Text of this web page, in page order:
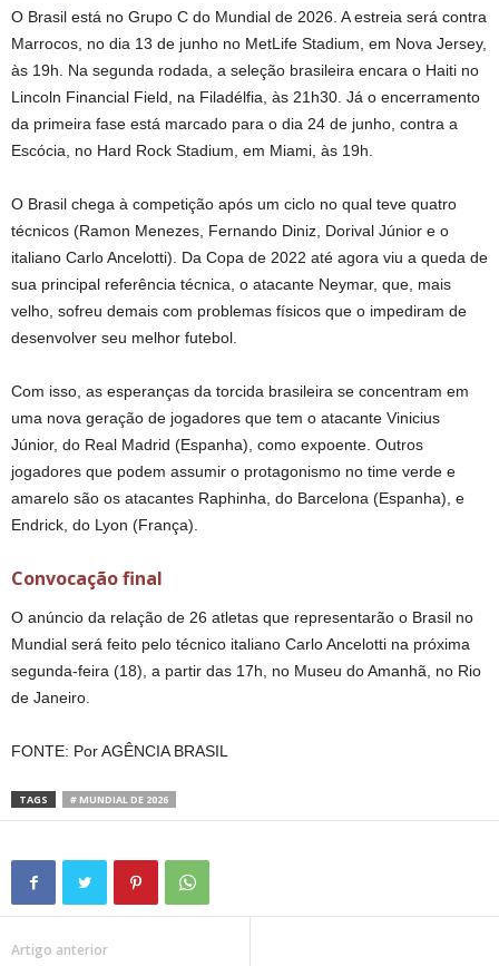
O Brasil está no Grupo C do Mundial de 2026. A estreia será contra
Marrocos, no dia 13 de junho no MetLife Stadium, em Nova Jersey,
às 19h. Na segunda rodada, a seleção brasileira encara o Haiti no
Lincoln Financial Field, na Filadélfia, às 21h30. Já o encerramento
da primeira fase está marcado para o dia 24 de junho, contra a
Escócia, no Hard Rock Stadium, em Miami, às 19h.
O Brasil chega à competição após um ciclo no qual teve quatro
técnicos (Ramon Menezes, Fernando Diniz, Dorival Júnior e o
italiano Carlo Ancelotti). Da Copa de 2022 até agora viu a queda de
sua principal referência técnica, o atacante Neymar, que, mais
velho, sofreu demais com problemas físicos que o impediram de
desenvolver seu melhor futebol.
Com isso, as esperanças da torcida brasileira se concentram em
uma nova geração de jogadores que tem o atacante Vinicius
Júnior, do Real Madrid (Espanha), como expoente. Outros
jogadores que podem assumir o protagonismo no time verde e
amarelo são os atacantes Raphinha, do Barcelona (Espanha), e
Endrick, do Lyon (França).
Convocação final
O anúncio da relação de 26 atletas que representarão o Brasil no
Mundial será feito pelo técnico italiano Carlo Ancelotti na próxima
segunda-feira (18), a partir das 17h, no Museu do Amanhã, no Rio
de Janeiro.
FONTE: Por AGÊNCIA BRASIL
TAGS # MUNDIAL DE 2026
Artigo anterior